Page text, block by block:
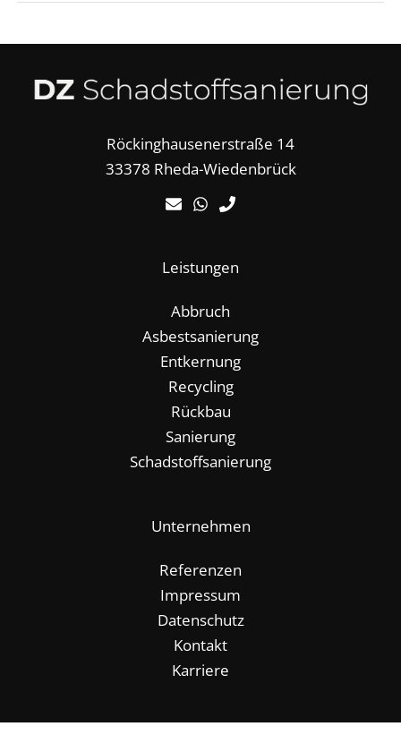
Röckinghausenerstraße 14
33378 Rheda-Wiedenbrück
Leistungen
Abbruch
Asbestsanierung
Entkernung
Recycling
Rückbau
Sanierung
Schadstoffsanierung
Unternehmen
Referenzen
Impressum
Datenschutz
Kontakt
Karriere